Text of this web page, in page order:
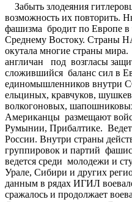
Забыть злодеяния
возможность их повторить.
фашизма бродит по Европе
Среднему Востоку. Страны
окутала многие страны
англичан под возгласы
сложившийся баланс сил в
единомышленников внутри
ельциных, кравчуков,
волкогоновых,
Американцы размещают
Румынии, Прибалтике.
России. Внутри страны
группировок и партий
ведется среди молодежи и
Урале, Сибири и других
данным в рядах ИГИЛ
сражалось и продолжает